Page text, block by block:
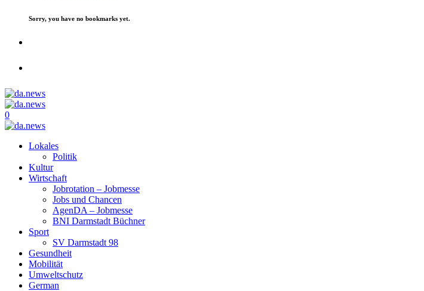
Sorry, you have no bookmarks yet.
0
Lokales
Politik
Kultur
Wirtschaft
Jobrotation – Jobmesse
Jobs und Chancen
AgenDA – Jobmesse
BNI Darmstadt Büchner
Sport
SV Darmstadt 98
Gesundheit
Mobilität
Umweltschutz
German